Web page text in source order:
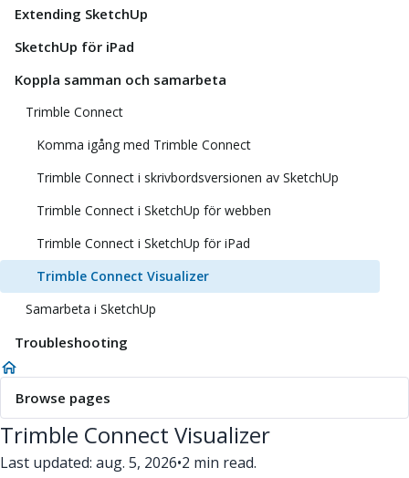
Extending SketchUp
SketchUp för iPad
Koppla samman och samarbeta
Trimble Connect
Komma igång med Trimble Connect
Trimble Connect i skrivbordsversionen av SketchUp
Trimble Connect i SketchUp för webben
Trimble Connect i SketchUp för iPad
Trimble Connect Visualizer
Samarbeta i SketchUp
Troubleshooting
Browse pages
Trimble Connect Visualizer
Last updated: aug. 5, 2026•2 min read.